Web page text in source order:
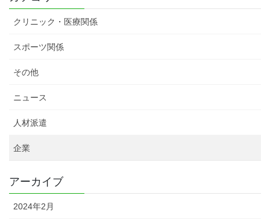
クリニック・医療関係
スポーツ関係
その他
ニュース
人材派遣
企業
アーカイブ
2024年2月